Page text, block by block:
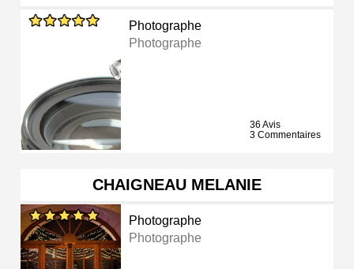
Photographe
Photographe
36 Avis
3 Commentaires
CHAIGNEAU MELANIE
Photographe
Photographe